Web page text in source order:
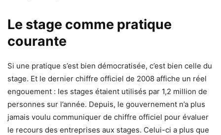
Le stage comme pratique
courante
Si une pratique s’est bien démocratisée, c’est bien celle du
stage. Et le dernier chiffre officiel de 2008 affiche un réel
engouement : les stages étaient utilisés par 1,2 million de
personnes sur l’année. Depuis, le gouvernement n’a plus
jamais voulu communiquer de chiffre officiel pour évaluer
le recours des entreprises aux stages. Celui-ci a plus que